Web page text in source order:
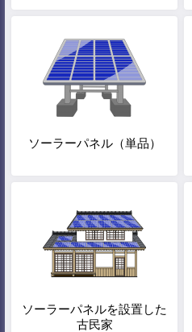
ソーラーパネル（単品）
ソーラーパネルを設置した
古民家